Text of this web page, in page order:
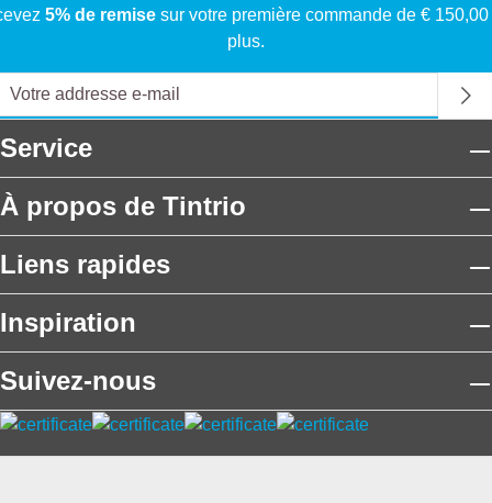
5% de remise sur votre première commande de € 150,00
plus.
Service
À propos de Tintrio
Liens rapides
Inspiration
Suivez-nous